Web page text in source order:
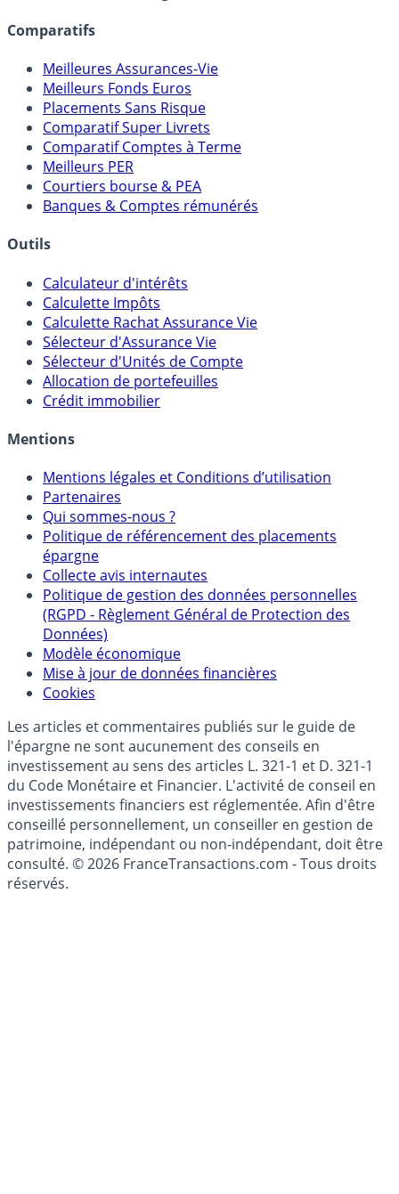
lien capitalistique avec des courtiers, banques,
assureurs, sociétés de gestion, CGP, etc.
Comparatifs
Meilleures Assurances-Vie
Meilleurs Fonds Euros
Placements Sans Risque
Comparatif Super Livrets
Comparatif Comptes à Terme
Meilleurs PER
Banques & Comptes rémunérés
Outils
Calculateur d'intérêts
Calculette Impôts
Calculette Rachat Assurance Vie
Sélecteur d'Assurance Vie
Sélecteur d'Unités de Compte
Crédit immobilier
Mentions
Mentions légales et Conditions d’utilisation
Partenaires
Qui sommes-nous ?
Politique de référencement des placements
épargne
Collecte avis internautes
Politique de gestion des données personnelles
(RGPD - Règlement Général de Protection des
Données)
Modèle économique
Cookies
Les articles et commentaires publiés sur le guide de
l'épargne ne sont aucunement des conseils en
investissement au sens des articles L. 321-1 et D. 321-1
du Code Monétaire et Financier. L'activité de conseil en
investissements financiers est réglementée. Afin d'être
conseillé personnellement, un conseiller en gestion de
patrimoine, indépendant ou non-indépendant, doit être